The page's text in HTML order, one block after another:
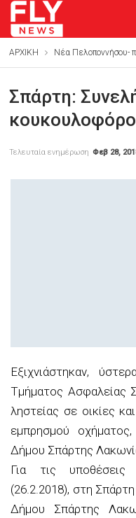
ΑΡΧΙΚΗ Νέα Πελοποννήσου-
Σπάρτη:
Τελευταία ενημέρωση Φεβ 28,
Εξιχνιάστηκαν,
Τμήματος Ασφαλείας
ληστείας σε οικίες
εμπρησμού
Δήμου Σπάρτης
Για τις
(26.2.2018), στη
Δήμου Σπάρτης